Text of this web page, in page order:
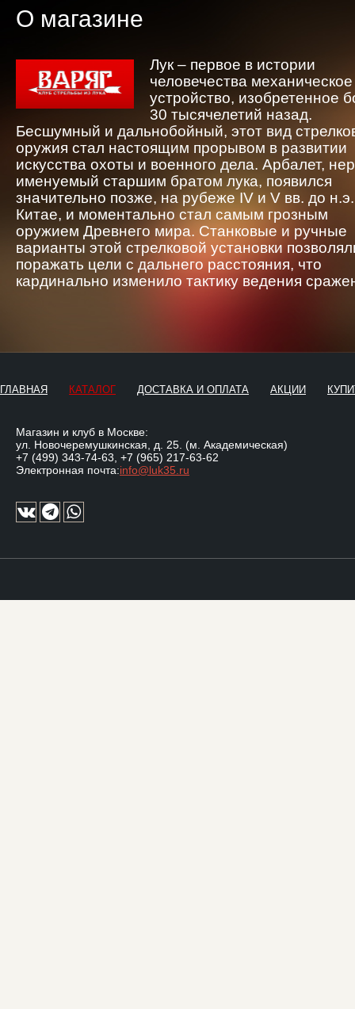
О магазине
Лук – первое в истории
человечества механическое
устройство, изобретенное
30 тысячелетий назад.
Бесшумный и дальнобойный, этот вид
оружия стал настоящим прорывом в развитии
искусства охоты и военного дела. Арбалет,
именуемый старшим братом лука, появился
значительно позже, на рубеже IV и V вв. до
Китае, и моментально стал самым грозным
оружием Древнего мира. Станковые и ручные
варианты этой стрелковой установки
поражать цели с дальнего расстояния, что
кардинально изменило тактику ведения
ГЛАВНАЯ КАТАЛОГ ДОСТАВКА И ОПЛАТА АКЦИИ
Магазин и клуб в Москве:
ул. Новочеремушкинская, д. 25. (м. Академическая)
+7 (499) 343-74-63 +7 (965) 217-63-62
Электронная почта:info@luk35.ru